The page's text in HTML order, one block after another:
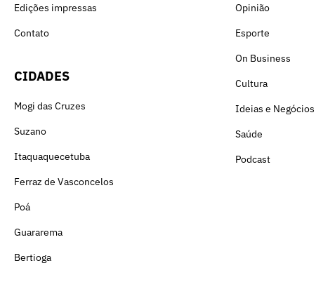
Edições impressas
Contato
CIDADES
Mogi das Cruzes
Suzano
Itaquaquecetuba
Ferraz de Vasconcelos
Poá
Guararema
Bertioga
Opinião
Esporte
On Business
Cultura
Ideias e Negócios
Saúde
Podcast